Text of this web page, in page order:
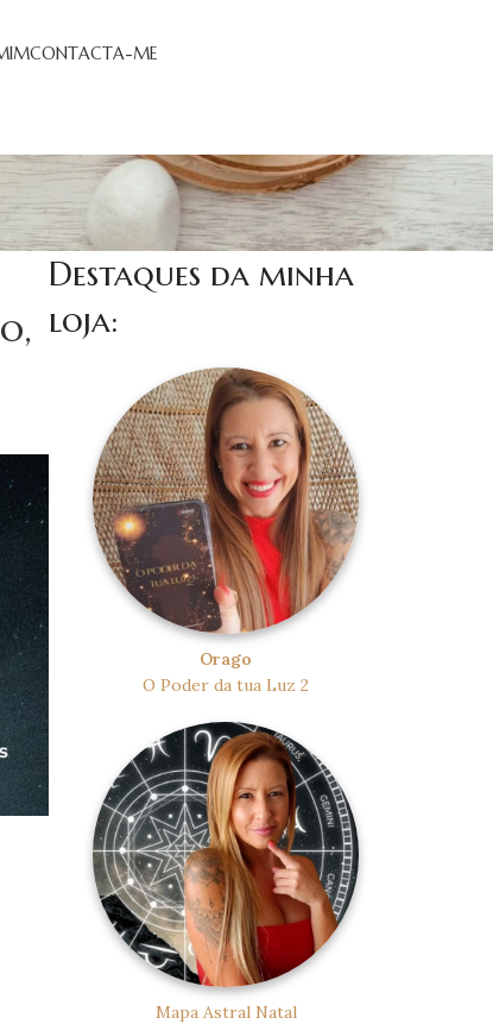
CONTACTA-ME
Destaques da minha
loja:
Orago
O Poder da tua Luz 2
Mapa Astral Natal